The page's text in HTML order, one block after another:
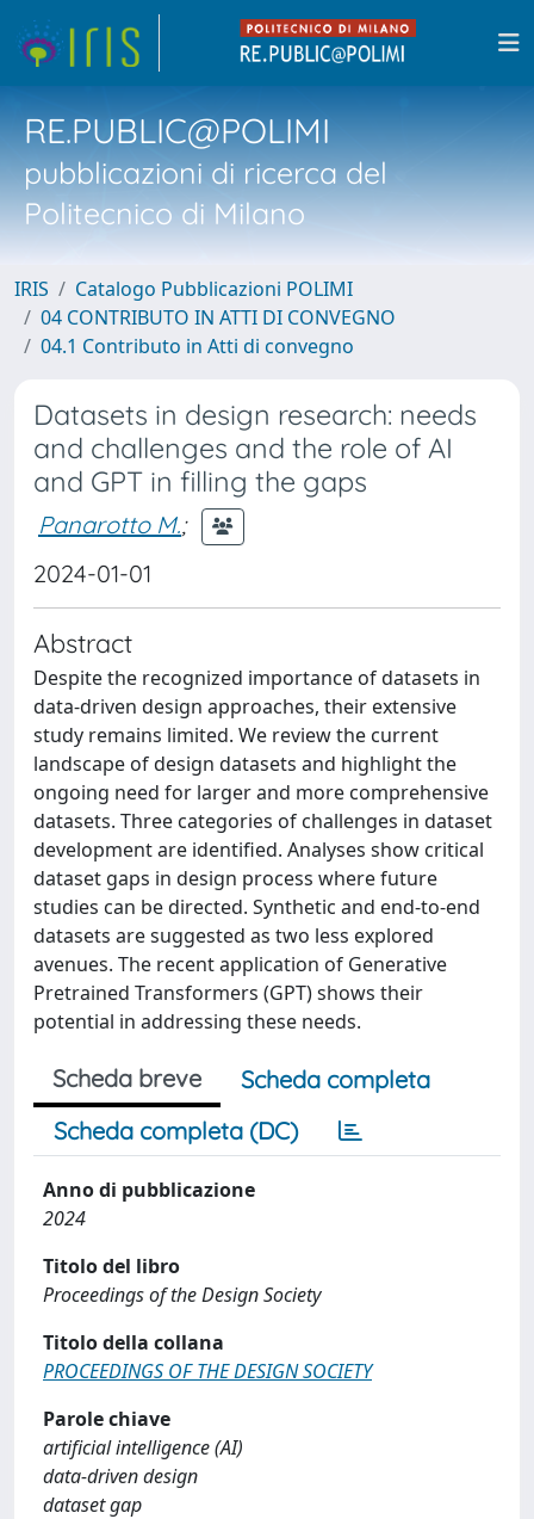
RE.PUBLIC@POLIMI
pubblicazioni di ricerca del
Politecnico di Milano
IRIS
Catalogo Pubblicazioni POLIMI
04 CONTRIBUTO IN ATTI DI CONVEGNO
04.1 Contributo in Atti di convegno
Datasets in design research: needs
and challenges and the role of AI
and GPT in filling the gaps
Panarotto M.;
2024-01-01
Abstract
Despite the recognized importance of datasets in
data-driven design approaches, their extensive
study remains limited. We review the current
landscape of design datasets and highlight the
ongoing need for larger and more comprehensive
datasets. Three categories of challenges in dataset
development are identified. Analyses show critical
dataset gaps in design process where future
studies can be directed. Synthetic and end-to-end
datasets are suggested as two less explored
avenues. The recent application of Generative
Pretrained Transformers (GPT) shows their
potential in addressing these needs.
Scheda breve
Scheda completa
Scheda completa (DC)
Anno di pubblicazione
2024
Titolo del libro
Proceedings of the Design Society
Titolo della collana
PROCEEDINGS OF THE DESIGN SOCIETY
Parole chiave
artificial intelligence (AI)
data-driven design
dataset gap